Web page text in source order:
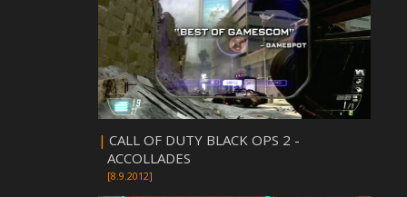
| CALL OF DUTY BLACK OPS 2 -
ACCOLLADES
[8.9.2012]